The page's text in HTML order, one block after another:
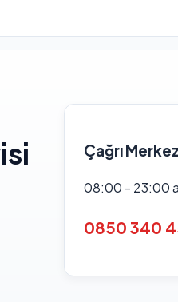
Çağrı
08:00 - 23:00
0850 340